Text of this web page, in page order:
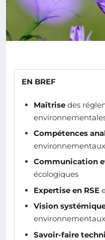
EN BREF
Maîtrise des
Compétences
environnementaux
Communication
écologiques
Expertise en RSE
Vision
environnementaux
Savoir-faire